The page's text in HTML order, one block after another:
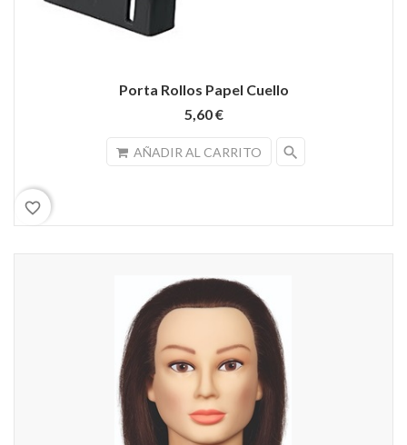
Porta Rollos Papel Cuello
5,60 €
AÑADIR AL CARRITO search
favorite_border